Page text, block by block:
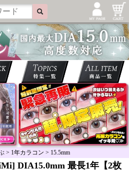
> 1年カラコン > 15.5mm
DIA15.0mm 最長1年【2枚